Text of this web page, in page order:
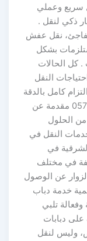
وعملي
ذكي لنقل .
نقل عفش
بشكل
الحالات
النقل
كامل بالدقة
والسرعة في التنفيذ. اتصل الان : 0576195855 مقدمة عن
الحلول
النقل في
في
في مختلف
عن الوصول
خدمة دباب
تلبي
دبابات
وليس لنقل